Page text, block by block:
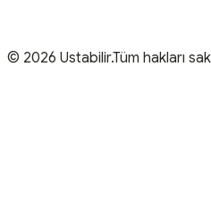
© 2026 Ustabilir.Tüm hakları